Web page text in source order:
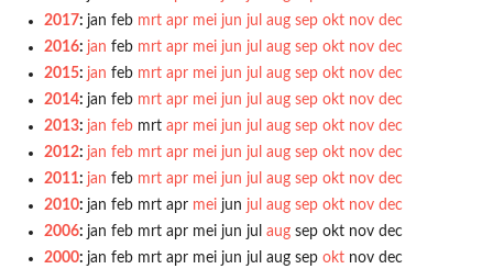
2017: jan feb mrt apr mei jun jul aug sep okt nov dec
2016: jan feb mrt apr mei jun jul aug sep okt nov dec
2015: jan feb mrt apr mei jun jul aug sep okt nov dec
2014: jan feb mrt apr mei jun jul aug sep okt nov dec
2013: jan feb mrt apr mei jun jul aug sep okt nov dec
2012: jan feb mrt apr mei jun jul aug sep okt nov dec
2011: jan feb mrt apr mei jun jul aug sep okt nov dec
2010: jan feb mrt apr mei jun jul aug sep okt nov dec
2006: jan feb mrt apr mei jun jul aug sep okt nov dec
2000: jan feb mrt apr mei jun jul aug sep okt nov dec